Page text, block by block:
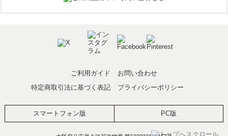
ご利用ガイド
お問い合わせ
特定商取引法に基づく表記
プライバシーポリシー
スマートフォン版 PC版